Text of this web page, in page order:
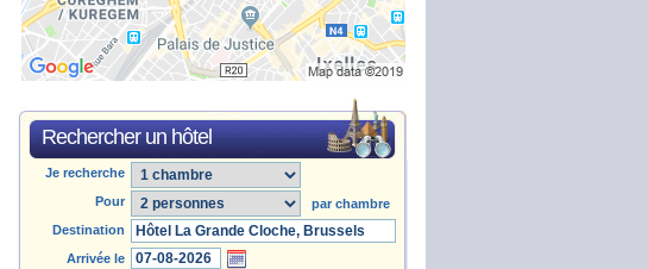
Rechercher un hôtel
Je recherche
Pour
par chambre
Destination
Arrivée le